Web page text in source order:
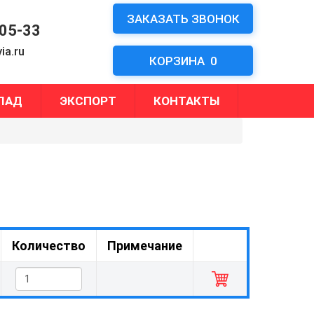
33
ЗАКАЗАТЬ ЗВОНОК
КОРЗИНА 0
ЭКСПОРТ КОНТАКТЫ
Количество Примечание